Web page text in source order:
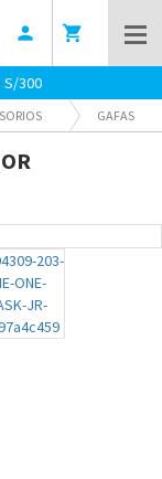
person shopping_cart
300
GAFAS